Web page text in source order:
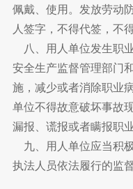
佩戴、使用。发放劳动
人签字，不得代签，不
八、用人单位发生职
安全生产监督管理部门
施，减少或者消除职业
单位不得故意破坏事故
漏报、谎报或者瞒报职
九、用人单位应当积
执法人员依法履行的监